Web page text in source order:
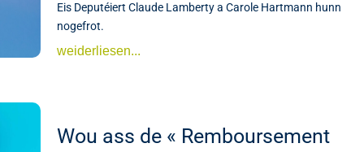
Eis Deputéiert Claude Lamberty a Carole Hartmann hunn
nogefrot.
weiderliesen...
Wou ass de « Remboursement